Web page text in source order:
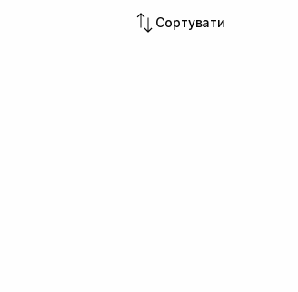
Сортувати